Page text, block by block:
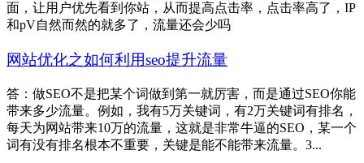
面，让用户优先看到你站，从而提高点击率，点击率高了，IP
和pV自然而然的就多了，流量还会少吗
网站优化之如何利用seo提升流量
答：做SEO不是把某个词做到第一就厉害，而是通过SEO你能
带来多少流量。例如，我有5万关键词，有2万关键词有排名，
每天为网站带来10万的流量，这就是非常牛逼的SEO，某一个
词有没有排名根本不重要，关键是能不能带来流量。3...